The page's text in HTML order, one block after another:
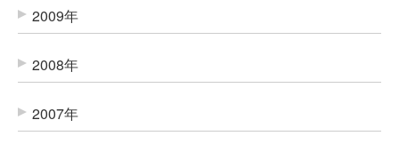
2009年
2008年
2007年